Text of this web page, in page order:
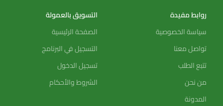
روابط مفيدة
سياسة الخصوصية
تواصل معنا
تتبع الطلب
من نحن
المدونة
التسويق بالعمولة
الصفحة الرئيسية
التسجيل في البرنامج
تسجيل الدخول
الشروط والأحكام